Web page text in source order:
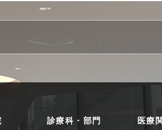
診療科・部門 医療